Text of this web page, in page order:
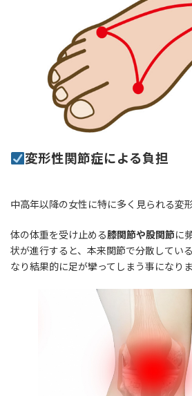
変形性関節症による負担
中高年以降の女性に特に多く見られる変
体の体重を受け止める膝関節や股関節に
状が進行すると、本来関節で分散してい
なり結果的に足が攣ってしまう事になりま